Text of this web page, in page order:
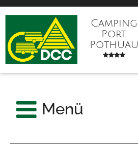
Camping
Port
Pothuau
Menü